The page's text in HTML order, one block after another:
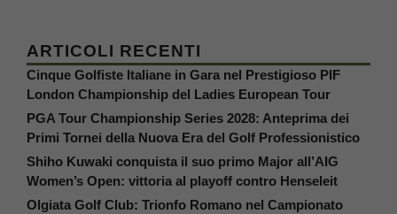
ARTICOLI RECENTI
Cinque Golfiste Italiane in Gara nel Prestigioso PIF
London Championship del Ladies European Tour
PGA Tour Championship Series 2028: Anteprima dei
Primi Tornei della Nuova Era del Golf Professionistico
Shiho Kuwaki conquista il suo primo Major all’AIG
Women’s Open: vittoria al playoff contro Henseleit
Olgiata Golf Club: Trionfo Romano nel Campionato